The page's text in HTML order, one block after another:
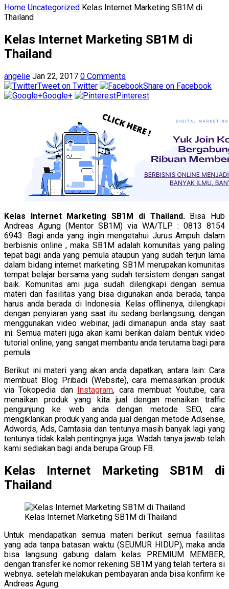
Home Uncategorized Kelas Internet Marketing SB1M di
Thailand
Kelas Internet Marketing SB1M di
Thailand
angelie Jan 22, 2017 0 Comments
Tweet on Twitter
Share on Facebook
Google+
Pinterest
Kelas Internet Marketing SB1M di Thailand. Bisa Hub
Andreas Agung (Mentor SB1M) via WA/TLP : 0813 8154
6943. Bagi anda yang ingin mengetahui Jurus Ampuh dalam
berbisnis online , maka SB1M adalah komunitas yang paling
tepat bagi anda yang pemula ataupun yang sudah terjun lama
dalam bidang internet marketing. SB1M merupakan komunitas
tempat belajar bersama yang sudah tersistem dengan sangat
baik. Komunitas ami juga sudah dilengkapi dengan semua
materi dan fasilitas yang bisa digunakan anda berada, tanpa
harus anda berada di Indonesia. Kelas offlinenya, dilengkapi
dengan penyiaran yang saat itu sedang berlangsung, dengan
menggunakan video webinar, jadi dimanapun anda stay saat
ini. Semua materi juga akan kami berikan dalam bentuk video
tutorial online, yang sangat membantu anda terutama bagi para
pemula.
Berikut ini materi yang akan anda dapatkan, antara lain: Cara
membuat Blog Pribadi (Website), cara memasarkan produk
via Tokopedia dan Instagram, cara membuat Youtube, cara
menaikan produk yang kita jual dengan menaikan traffic
pengunjung ke web anda dengan metode SEO, cara
mengiklankan produk yang anda jual dengan metode Adsense,
Adwords, Ads, Camtasia dan tentunya masih banyak lagi yang
tentunya tidak kalah pentingnya juga. Wadah tanya jawab telah
kami sediakan bagi anda berupa Group FB.
Kelas Internet Marketing SB1M di
Thailand
Kelas Internet Marketing SB1M di Thailand
Untuk mendapatkan semua materi berikut semua fasilitas
yang ada tanpa batasan waktu (SEUMUR HIDUP), maka anda
bisa langsung gabung dalam kelas PREMIUM MEMBER,
dengan transfer ke nomor rekening SB1M yang telah tertera si
webnya. setelah melakukan pembayaran anda bisa konfirm ke
Andreas Agung.